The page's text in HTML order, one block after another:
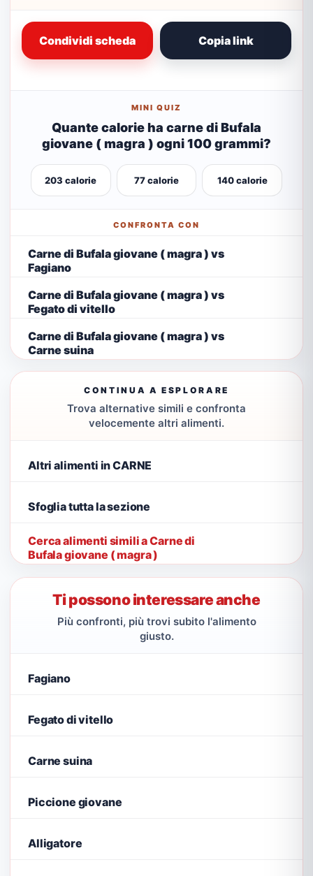
Condividi scheda Copia link
MINI QUIZ
Quante calorie ha carne di Bufala
giovane ( magra ) ogni 100 grammi?
203 calorie 77 calorie 140 calorie
CONFRONTA CON
Carne di Bufala giovane ( magra ) vs
Fagiano
Carne di Bufala giovane ( magra ) vs
Fegato di vitello
Carne di Bufala giovane ( magra ) vs
Carne suina
CONTINUA A ESPLORARE
Trova alternative simili e confronta
velocemente altri alimenti.
Altri alimenti in CARNE
Sfoglia tutta la sezione
Cerca alimenti simili a Carne di
Bufala giovane ( magra )
Ti possono interessare anche
Più confronti, più trovi subito l'alimento
giusto.
Fagiano
Fegato di vitello
Carne suina
Piccione giovane
Alligatore